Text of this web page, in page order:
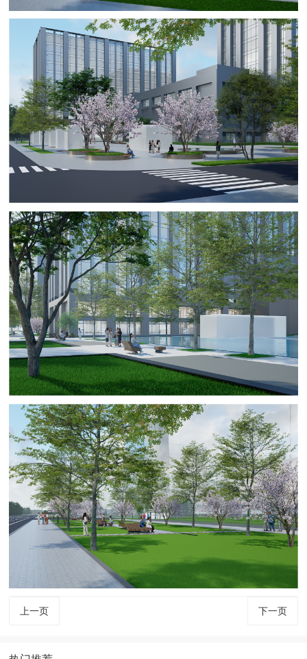
上一页 下一页